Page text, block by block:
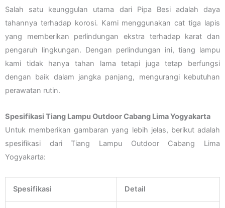
Salah satu keunggulan utama dari Pipa Besi adalah daya
tahannya terhadap korosi. Kami menggunakan cat tiga lapis
yang memberikan perlindungan ekstra terhadap karat dan
pengaruh lingkungan. Dengan perlindungan ini, tiang lampu
kami tidak hanya tahan lama tetapi juga tetap berfungsi
dengan baik dalam jangka panjang, mengurangi kebutuhan
perawatan rutin.
Spesifikasi Tiang Lampu Outdoor Cabang Lima Yogyakarta
Untuk memberikan gambaran yang lebih jelas, berikut adalah
spesifikasi dari Tiang Lampu Outdoor Cabang Lima
Yogyakarta:
Spesifikasi Detail